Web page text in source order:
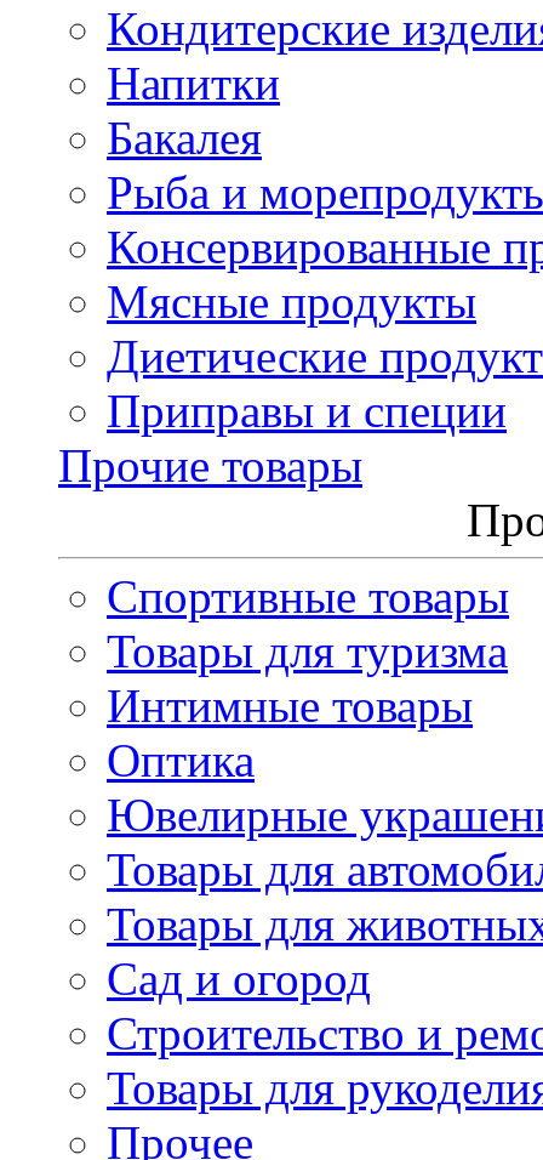
Кондитерские
Напитки
Бакалея
Рыба и
Консервированные
Мясные продукты
Диетические
Приправы и специи
Прочие товары
Спортивные товары
Товары для туризма
Интимные товары
Оптика
Ювелирные
Товары для
Товары для
Сад и огород
Строительство и
Товары для
Прочее